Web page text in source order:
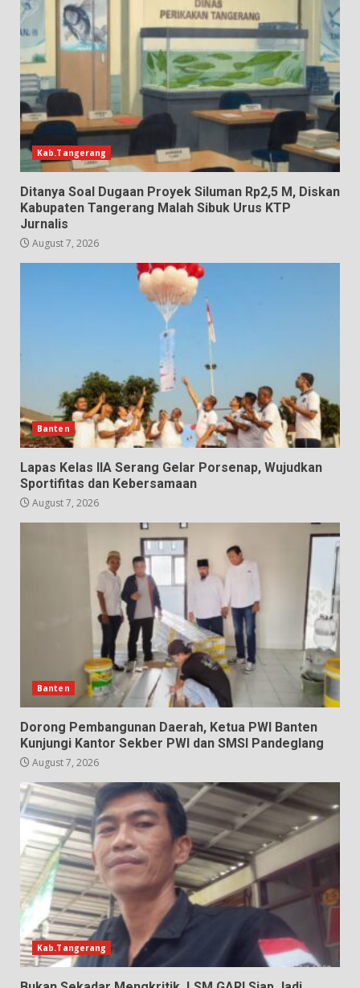
Kab.Tangerang
Ditanya Soal Dugaan Proyek Siluman Rp2,5 M, Diskan
Kabupaten Tangerang Malah Sibuk Urus KTP
Jurnalis
August 7, 2026
Banten
Lapas Kelas IIA Serang Gelar Porsenap, Wujudkan
Sportifitas dan Kebersamaan
August 7, 2026
Banten
Dorong Pembangunan Daerah, Ketua PWI Banten
Kunjungi Kantor Sekber PWI dan SMSI Pandeglang
August 7, 2026
Kab.Tangerang